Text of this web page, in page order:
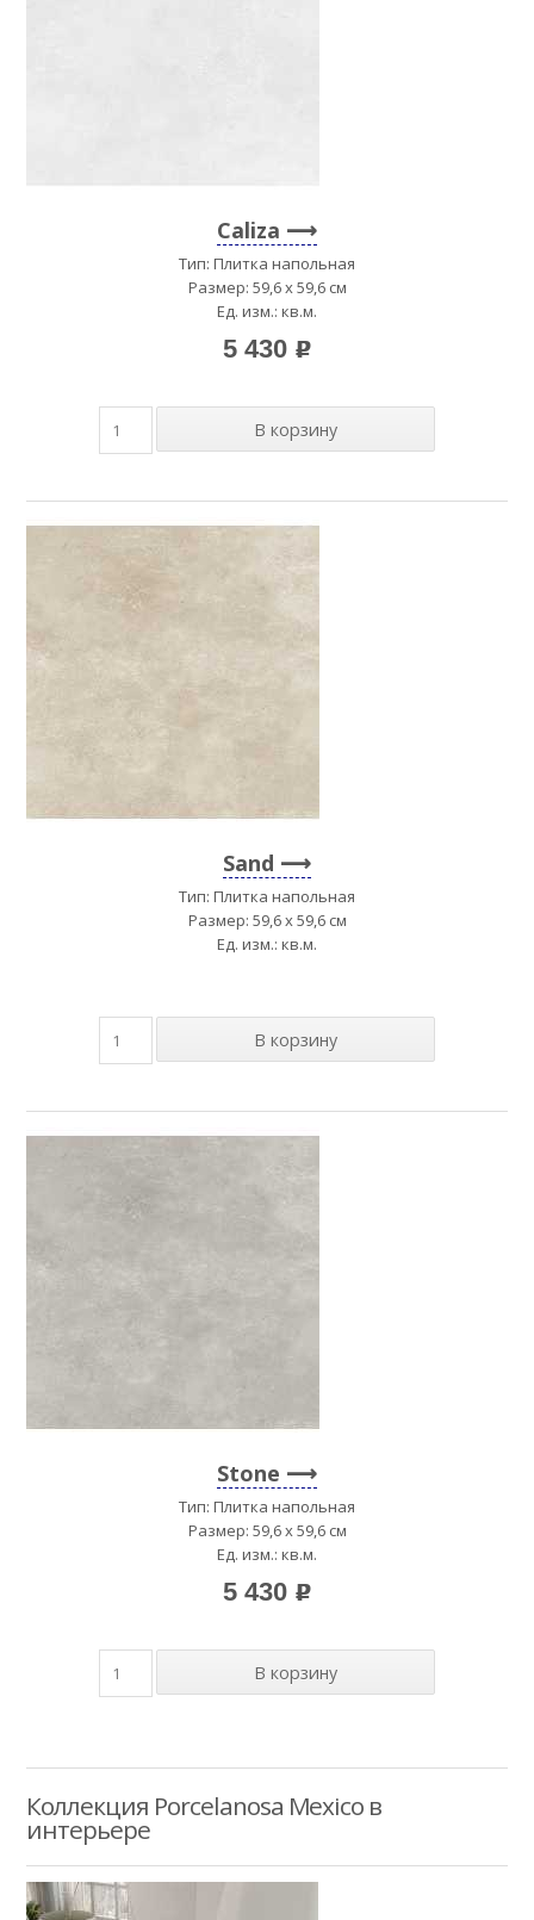
Caliza
Тип: Плитка напольная
Размер: 59,6 x 59,6 см
Ед. изм.: кв.м.
5 430 p
Sand
Тип: Плитка напольная
Размер: 59,6 x 59,6 см
Ед. изм.: кв.м.
Stone
Тип: Плитка напольная
Размер: 59,6 x 59,6 см
Ед. изм.: кв.м.
5 430 p
Коллекция Porcelanosa Mexico в
интерьере